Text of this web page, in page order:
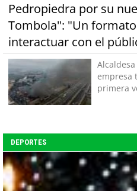
Pedropiedra por su
Tombola": "Un
interactuar con el
tener miedo a
empresa
primera
DEPORTES